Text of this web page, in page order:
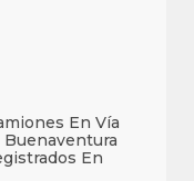
En Vía
En